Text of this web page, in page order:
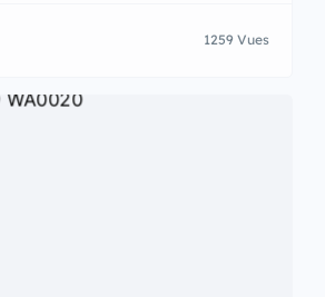
1259 Vues